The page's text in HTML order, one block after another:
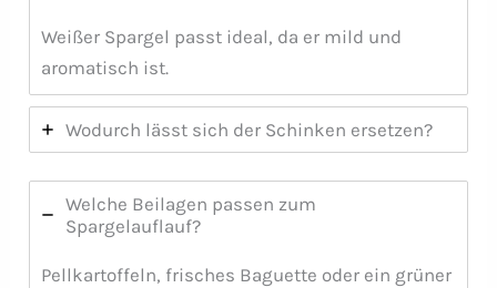
Weißer Spargel passt ideal, da er mild und
aromatisch ist.
Wodurch lässt sich der Schinken ersetzen?
Welche Beilagen passen zum
Spargelauflauf?
Pellkartoffeln, frisches Baguette oder ein grüner